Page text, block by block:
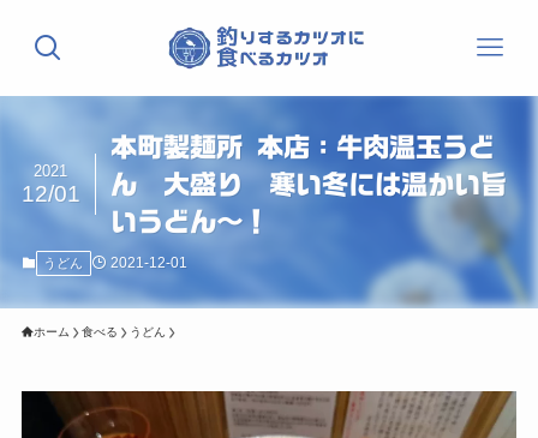
本町製麺所 本店：牛肉温玉うど
ん 大盛り 寒い冬には温かい旨
いうどん〜！
2021
12/01
うどん 2021-12-01
ホーム 食べる うどん